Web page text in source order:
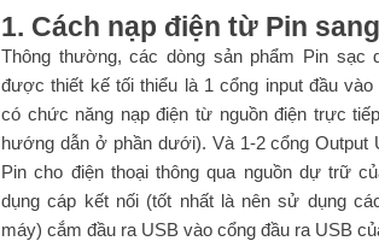
1. Cách nạp điện từ Pin
Thông thường, các dòng sản phẩm Pin sạc
được thiết kế tối thiểu là 1 cổng input đầu
có chức năng nạp điện từ nguồn điện trực
hướng dẫn ở phần dưới). Và 1-2 cổng Output
Pin cho điện thoại thông qua nguồn dự trữ
dụng cáp kết nối (tốt nhất là nên sử dụng
máy) cắm đầu ra USB vào cổng đầu ra USB